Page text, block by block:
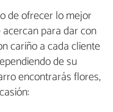
de ofrecer lo mejor
para dar con
cariño a cada cliente
de su
encontrarás flores,